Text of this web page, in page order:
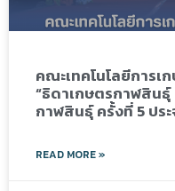
คณะเทคโนโลยีการ
“ธิดาเกษตรกาฬสินธุ์
กาฬสินธุ์ ครั้งที่ 5 ปร
READ MORE »